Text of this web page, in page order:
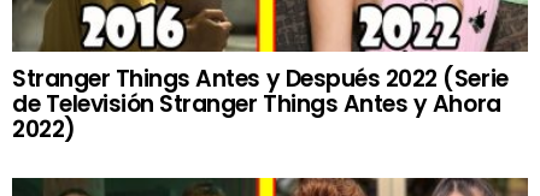
Stranger Things Antes y Después 2022 (Serie
de Televisión Stranger Things Antes y Ahora
2022)